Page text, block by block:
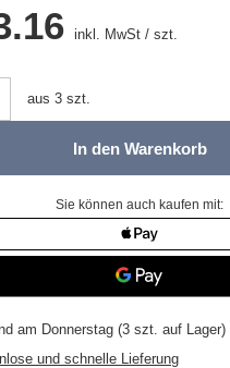
inkl. MwSt / szt.
aus 3 szt.
In den Warenkorb
Sie können auch kaufen mit:
am Donnerstag (3 szt. auf Lager)
und schnelle Lieferung